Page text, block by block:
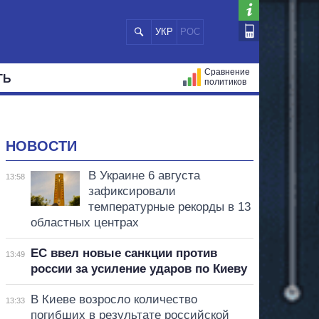
УКР РОС
Сравнение
политиков
НОВОСТИ
13:58
В Украине 6 августа
зафиксировали
температурные рекорды в 13
областных центрах
13:49
ЕС ввел новые санкции против
россии за усиление ударов по Киеву
13:33
В Киеве возросло количество
погибших в результате российской